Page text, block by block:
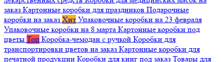
заказ Картонные коробки для праздников Подарочные
коробки на заказ Хит Упаковочные коробки на 23 февраля
Упаковочные коробки на 8 марта Картонные коробки под
цветы Топ Коробка-чемодан с ручкой Коробки для
транспортировки цветов на заказ Картонные коробки для
печатной продукции Коробки для книг под заказ Товары для